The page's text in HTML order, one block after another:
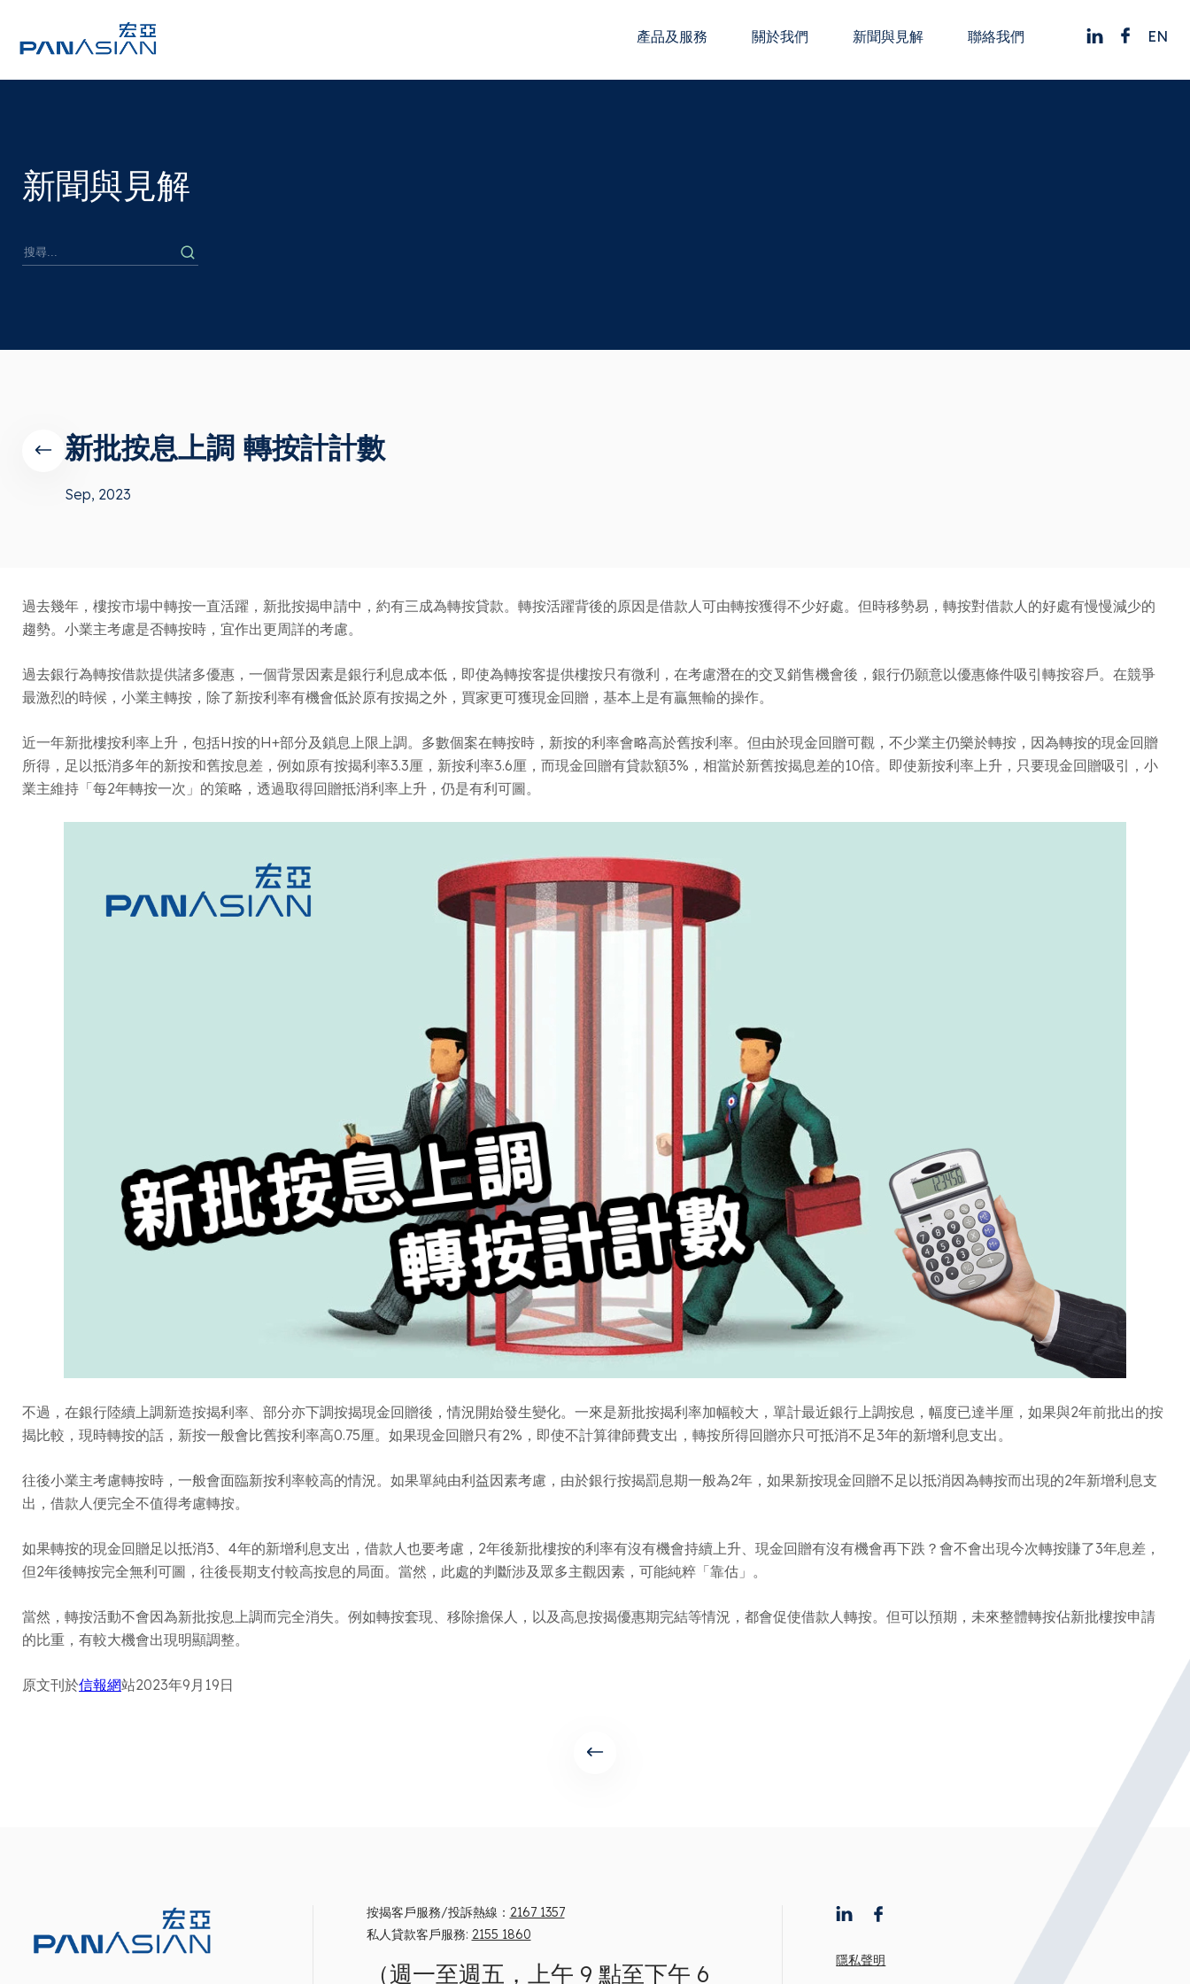
產品及服務 關於我們 新聞與見解 聯絡我們 EN
新聞與見解
新批按息上調 轉按計計數
Sep, 2023
過去幾年，樓按市場中轉按一直活躍，新批按揭申請中，約有三成為轉按貸款。轉按活躍背後的原因是借款人可由轉按獲得不少好處。但時移勢易，轉按對借款人的好處有慢慢減少的
趨勢。小業主考慮是否轉按時，宜作出更周詳的考慮。
過去銀行為轉按借款提供諸多優惠，一個背景因素是銀行利息成本低，即使為轉按客提供樓按只有微利，在考慮潛在的交叉銷售機會後，銀行仍願意以優惠條件吸引轉按容戶。在競爭
最激烈的時候，小業主轉按，除了新按利率有機會低於原有按揭之外，買家更可獲現金回贈，基本上是有贏無輸的操作。
近一年新批樓按利率上升，包括H按的H+部分及鎖息上限上調。多數個案在轉按時，新按的利率會略高於舊按利率。但由於現金回贈可觀，不少業主仍樂於轉按，因為轉按的現金回贈
所得，足以抵消多年的新按和舊按息差，例如原有按揭利率3.3厘，新按利率3.6厘，而現金回贈有貸款額3%，相當於新舊按揭息差的10倍。即使新按利率上升，只要現金回贈吸引，小
業主維持「每2年轉按一次」的策略，透過取得回贈抵消利率上升，仍是有利可圖。
不過，在銀行陸續上調新造按揭利率、部分亦下調按揭現金回贈後，情況開始發生變化。一來是新批按揭利率加幅較大，單計最近銀行上調按息，幅度已達半厘，如果與2年前批出的按
揭比較，現時轉按的話，新按一般會比舊按利率高0.75厘。如果現金回贈只有2%，即使不計算律師費支出，轉按所得回贈亦只可抵消不足3年的新增利息支出。
往後小業主考慮轉按時，一般會面臨新按利率較高的情況。如果單純由利益因素考慮，由於銀行按揭罰息期一般為2年，如果新按現金回贈不足以抵消因為轉按而出現的2年新增利息支
出，借款人便完全不值得考慮轉按。
如果轉按的現金回贈足以抵消3、4年的新增利息支出，借款人也要考慮，2年後新批樓按的利率有沒有機會持續上升、現金回贈有沒有機會再下跌？會不會出現今次轉按賺了3年息差，
但2年後轉按完全無利可圖，往後長期支付較高按息的局面。當然，此處的判斷涉及眾多主觀因素，可能純粹「靠估」。
當然，轉按活動不會因為新批按息上調而完全消失。例如轉按套現、移除擔保人，以及高息按揭優惠期完結等情況，都會促使借款人轉按。但可以預期，未來整體轉按佔新批樓按申請
的比重，有較大機會出現明顯調整。
原文刊於信報網站2023年9月19日
按揭客戶服務/投訴熱線： 2167 1357
私人貸款客戶服務: 2155 1860
（週一至週五，上午 9 點至下午 6 隱私聲明